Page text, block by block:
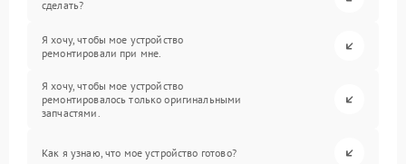
сделать?
Я хочу, чтобы мое устройство
ремонтировали при мне.
Я хочу, чтобы мое устройство
ремонтировалось только оригинальными
запчастями.
Как я узнаю, что мое устройство готово?